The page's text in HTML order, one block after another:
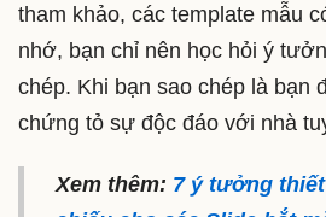
tham khảo, các template mẫu
nhớ, bạn chỉ nên học hỏi ý
chép. Khi bạn sao chép là bạn
chứng tỏ sự độc đáo với nhà
Xem thêm: 7 ý tưởng